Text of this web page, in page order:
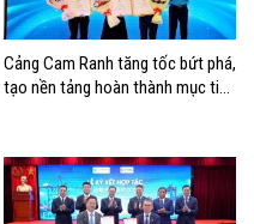
Cảng Cam Ranh tăng tốc bứt phá,
tạo nền tảng hoàn thành mục tiêu